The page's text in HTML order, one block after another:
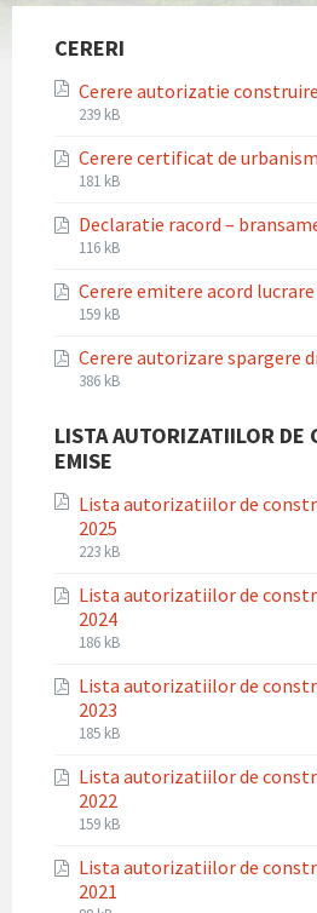
CERERI
Cerere autorizatie construire
File
pdf
File
239 kB
Cerere certificat de urbanism
File
pdf
File
181 kB
Declaratie racord –
File
pdf
File
116 kB
Cerere emitere acord
File
pdf
File
159 kB
Cerere autorizare spargere
File
pdf
File
386 kB
LISTA AUTORIZATIILOR DE
EMISE
Lista autorizatiilor de
2025
File
pdf
File
223 kB
Lista autorizatiilor de
2024
File
pdf
File
186 kB
Lista autorizatiilor de
2023
File
pdf
File
185 kB
Lista autorizatiilor de
2022
File
pdf
File
159 kB
Lista autorizatiilor de
2021